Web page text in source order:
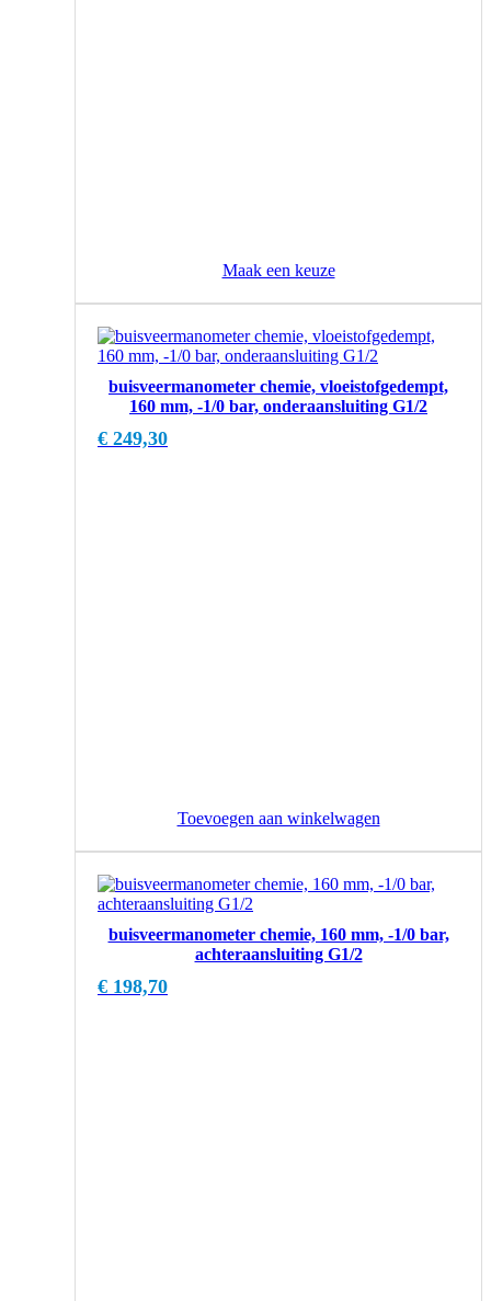
Maak een keuze
buisveermanometer chemie, vloeistofgedempt,
160 mm, -1/0 bar, onderaansluiting G1/2
€ 249,30
Toevoegen aan winkelwagen
buisveermanometer chemie, 160 mm, -1/0 bar,
achteraansluiting G1/2
€ 198,70